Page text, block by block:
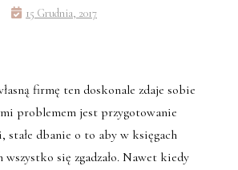
15 Grudnia, 2017
firmę ten doskonale zdaje sobie
problemem jest przygotowanie
stałe dbanie o to aby w księgach
wszystko się zgadzało. Nawet kiedy